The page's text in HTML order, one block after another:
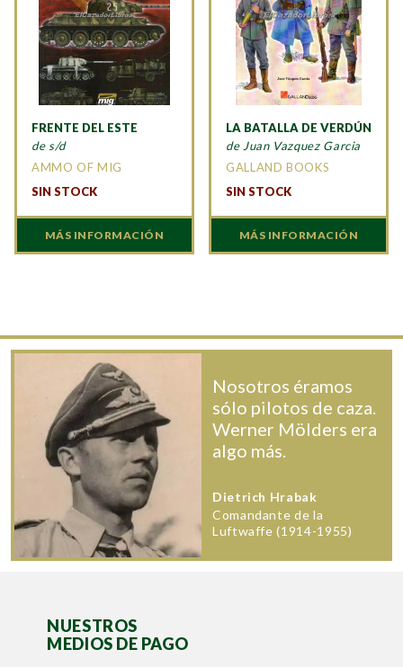
FRENTE DEL ESTE
de s/d
AMMO OF MIG
SIN STOCK
MÁS INFORMACIÓN
LA BATALLA DE VERDÚN
de Juan Vazquez Garcia
GALLAND BOOKS
SIN STOCK
MÁS INFORMACIÓN
Nosotros éramos
sólo pilotos de caza.
Werner Mölders era
algo más.
Dietrich Hrabak
Comandante de la
Luftwaffe (1914-1955)
NUESTROS
MEDIOS DE PAGO